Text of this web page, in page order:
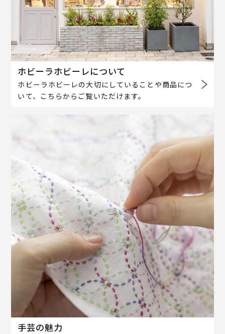
ホビーラホビーレについて
ホビーラホビーレの大切にしていることや商品につ
いて、こちらからご覧いただけます。
手芸の魅力